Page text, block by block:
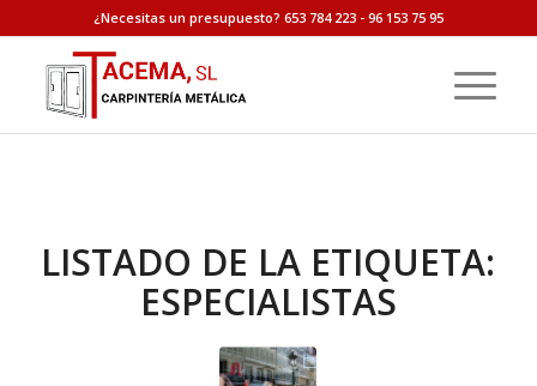
¿Necesitas un presupuesto? 653 784 223 - 96 153 75 95
LISTADO DE LA ETIQUETA:
ESPECIALISTAS